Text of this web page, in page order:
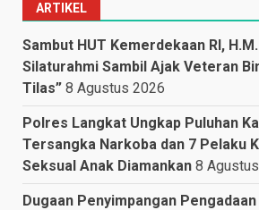
ARTIKEL
Sambut HUT Kemerdekaan RI,
Silaturahmi Sambil Ajak Veteran
Tilas” 8 Agustus 2026
Polres Langkat Ungkap Puluhan
Tersangka Narkoba dan 7 Pelaku
Seksual Anak Diamankan 8
Dugaan Penyimpangan